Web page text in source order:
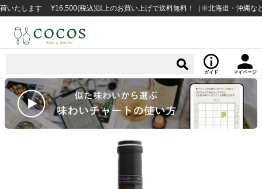
ます ¥16,500(税込)以上のお買い上げで送料無料！（※北海道・沖縄など一部例
ガイド マイページ